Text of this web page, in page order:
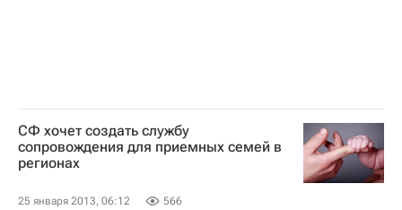
СФ хочет создать службу
сопровождения для приемных семей в
регионах
25 января 2013, 06:12 566